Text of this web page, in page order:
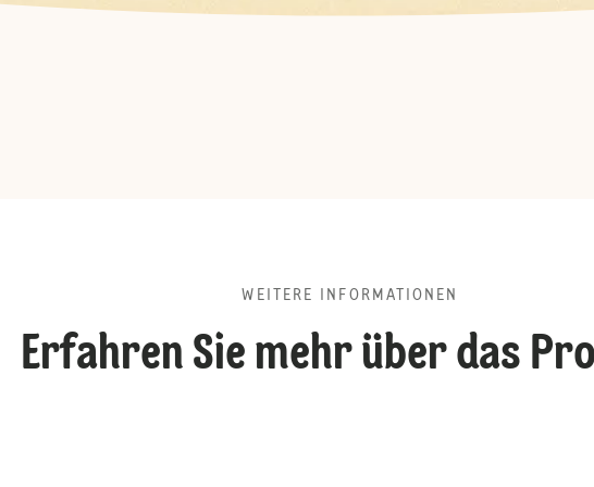
WEITERE INFORMATIONEN
Erfahren Sie mehr über das